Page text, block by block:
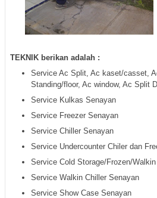
TEKNIK berikan adalah :
Service Ac Split, Ac kaset/casset,
Standing/floor, Ac window, Ac Split
Service Kulkas Senayan
Service Freezer Senayan
Service Chiller Senayan
Service Undercounter Chiler dan
Service Cold Storage/Frozen/
Service Walkin Chiller Senayan
Service Show Case Senayan